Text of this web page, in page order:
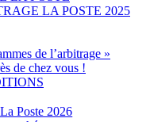
LA POSTE 2025
de l’arbitrage »
de chez vous !
Poste 2026